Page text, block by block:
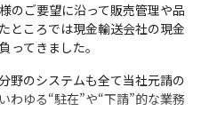
のご要望に沿って販売管理や品
ところでは現金輸送会社の現金
ってきました。
野のシステムも全て当社元請の
わゆる“駐在”や“下請”的な業務